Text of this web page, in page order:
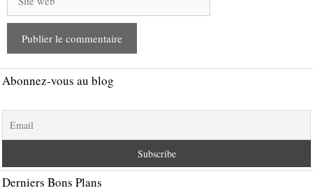
web
Abonnez-vous au blog
Derniers Bons Plans